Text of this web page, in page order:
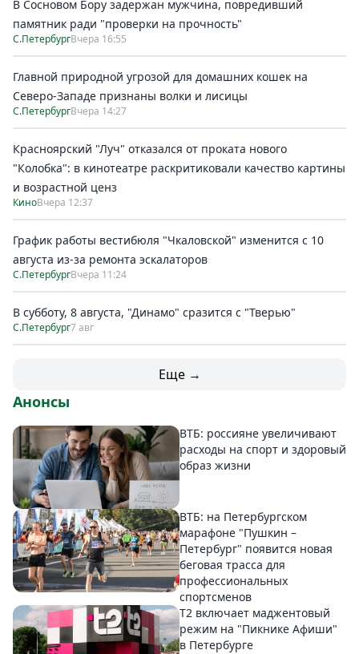
В Сосновом Бору задержан мужчина, повредивший
памятник ради "проверки на прочность"
С.ПетербургВчера 16:55
Главной природной угрозой для домашних кошек на
Северо-Западе признаны волки и лисицы
С.ПетербургВчера 14:27
Красноярский "Луч" отказался от проката нового
"Колобка": в кинотеатре раскритиковали качество картины
и возрастной ценз
КиноВчера 12:37
График работы вестибюля "Чкаловской" изменится с 10
августа из-за ремонта эскалаторов
С.ПетербургВчера 11:24
В субботу, 8 августа, "Динамо" сразится с "Тверью"
С.Петербург7 авг
Еще →
Анонсы
ВТБ: россияне увеличивают
расходы на спорт и здоровый
образ жизни
ВТБ: на Петербургском
марафоне "Пушкин –
Петербург" появится новая
беговая трасса для
профессиональных
спортсменов
Т2 включает маджентовый
режим на "Пикнике Афиши"
в Петербурге